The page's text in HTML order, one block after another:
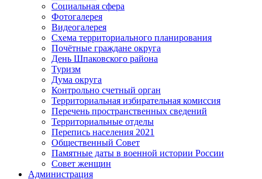
Социальная сфера
Фотогалерея
Видеогалерея
Схема территориального планирования
Почётные граждане округа
День Шпаковского района
Туризм
Дума округа
Контрольно счетный орган
Территориальная избирательная комиссия
Перечень пространственных сведений
Территориальные отделы
Перепись населения 2021
Общественный Совет
Памятные даты в военной истории России
Совет женщин
Администрация